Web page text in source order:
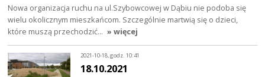
Nowa organizacja ruchu na ul.Szybowcowej w Dąbiu nie podoba się
wielu okolicznym mieszkańcom. Szczególnie martwią się o dzieci,
które muszą przechodzić… » więcej
2021-10-18, godz. 10:41
18.10.2021